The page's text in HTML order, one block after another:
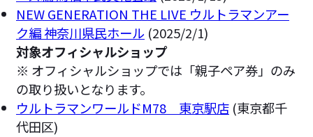
NEW GENERATION THE LIVE ウルトラマンアー
ク編 神奈川県民ホール (2025/2/1)
対象オフィシャルショップ
※ オフィシャルショップでは「親子ペア券」のみ
の取り扱いとなります。
ウルトラマンワールドM78 東京駅店(東京都千
代田区)